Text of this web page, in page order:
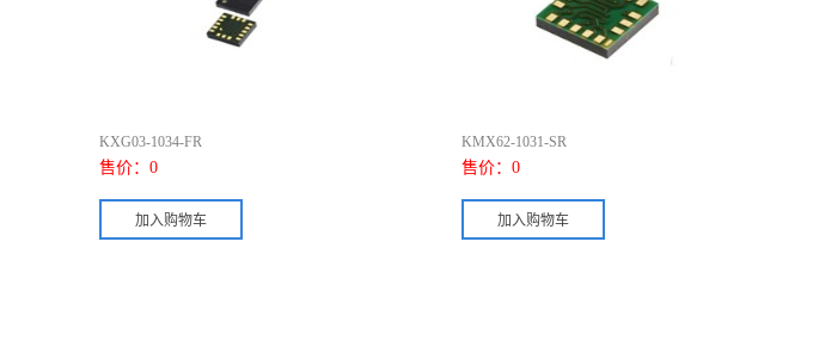
KXG03-1034-FR
售价： 0
KMX62-1031-SR
售价： 0